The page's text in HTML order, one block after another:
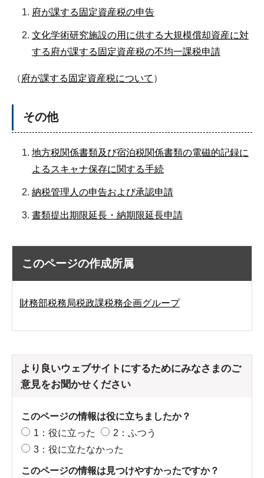
府が課する固定資産税の申告
文化学術研究施設の用に供する大規模償却資産に対
する府が課する固定資産税の不均一課税申請
（ 府が課する固定資産税について ）
その他
地方税関係書類及び宿泊税関係書類の電磁的記録に
よるスキャナ保存に関する手続
納税管理人の申告および承認申請
書類提出期限延長・納期限延長申請
このページの作成所属
財務部税務局税政課税務企画グループ
より良いウェブサイトにするためにみなさまのご
意見をお聞かせください
このページの情報は役に立ちましたか？
1：役に立った
2：ふつう
3：役に立たなかった
このページの情報は見つけやすかったですか？